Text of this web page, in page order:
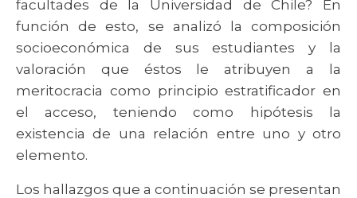
facultades de la Universidad de Chile? En
función de esto, se analizó la composición
socioeconómica de sus estudiantes y la
valoración que éstos le atribuyen a la
meritocracia como principio estratificador en
el acceso, teniendo como hipótesis la
existencia de una relación entre uno y otro
elemento.
Los hallazgos que a continuación se presentan